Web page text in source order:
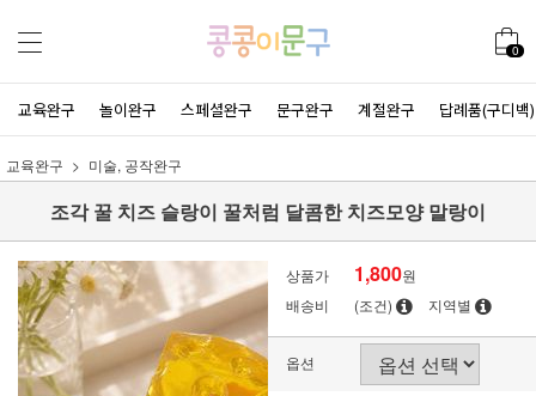
0
교육완구 놀이완구 스페셜완구 문구완구 계절완구 답례품(구디백)
교육완구 미술, 공작완구
조각 꿀 치즈 슬랑이 꿀처럼 달콤한 치즈모양 말랑이
상품가 1,800원
배송비
(조건) 지역별
옵션